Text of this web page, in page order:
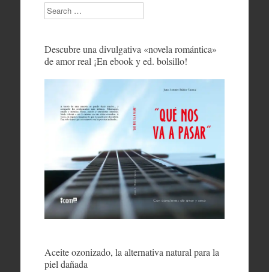
Search
Descubre una divulgativa «novela romántica»
de amor real ¡En ebook y ed. bolsillo!
Aceite ozonizado, la alternativa natural para la
piel dañada